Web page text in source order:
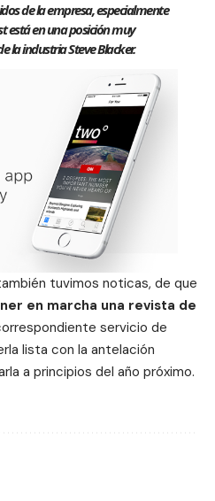
de la empresa, especialmente
está en una posición muy
la industria Steve Blacker.
tuvimos noticas, de que
en marcha una revista de
servicio de
lista con la antelación
a principios del año próximo.